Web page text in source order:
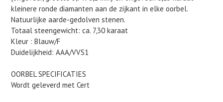
kleinere ronde diamanten aan de zijkant in elke oorbel.
Natuurlijke aarde-gedolven stenen.
Totaal steengewicht: ca. 7,30 karaat
Kleur : Blauw/F
Duidelijkheid: AAA/VVS1
OORBEL SPECIFICATIES
Wordt geleverd met Cert